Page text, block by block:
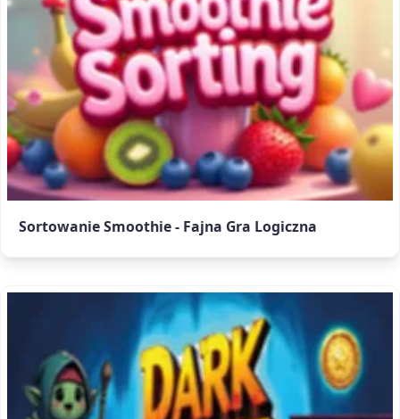
Sortowanie Smoothie - Fajna Gra Logiczna